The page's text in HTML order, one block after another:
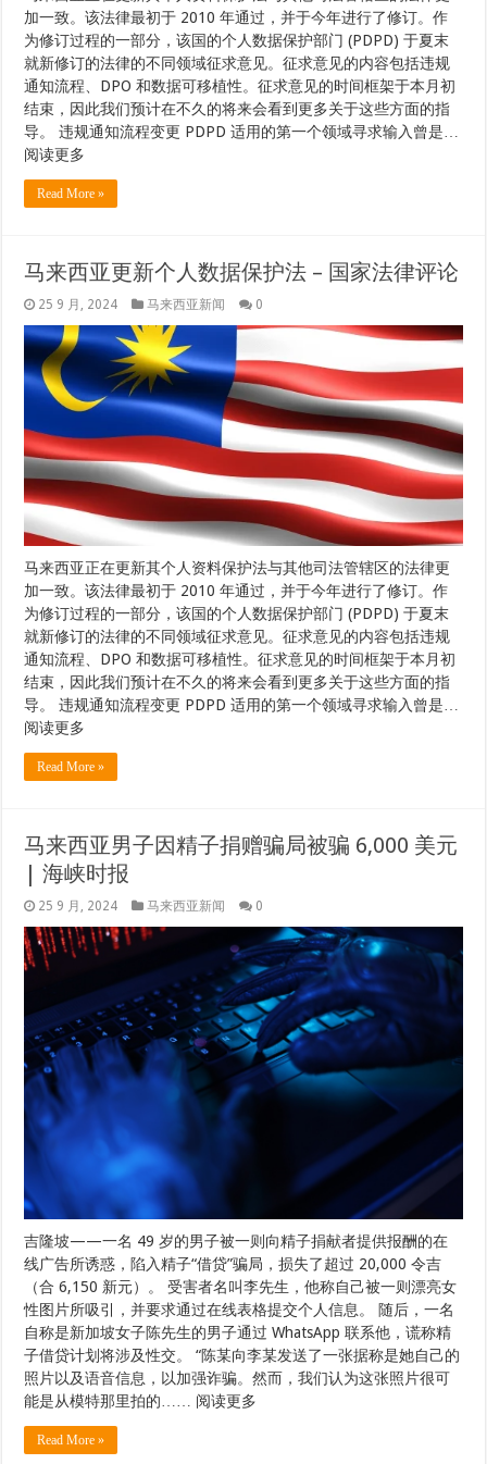
加一致。该法律最初于 2010 年通过，并于今年进行了修订。作
为修订过程的一部分，该国的个人数据保护部门 (PDPD) 于夏末
就新修订的法律的不同领域征求意见。征求意见的内容包括违规
通知流程、DPO 和数据可移植性。征求意见的时间框架于本月初
结束，因此我们预计在不久的将来会看到更多关于这些方面的指
导。 违规通知流程变更 PDPD 适用的第一个领域寻求输入曾是…
阅读更多
Read More »
马来西亚更新个人数据保护法 – 国家法律评论
25 9 月, 2024 马来西亚新闻 0
马来西亚正在更新其个人资料保护法与其他司法管辖区的法律更
加一致。该法律最初于 2010 年通过，并于今年进行了修订。作
为修订过程的一部分，该国的个人数据保护部门 (PDPD) 于夏末
就新修订的法律的不同领域征求意见。征求意见的内容包括违规
通知流程、DPO 和数据可移植性。征求意见的时间框架于本月初
结束，因此我们预计在不久的将来会看到更多关于这些方面的指
导。 违规通知流程变更 PDPD 适用的第一个领域寻求输入曾是…
阅读更多
Read More »
马来西亚男子因精子捐赠骗局被骗 6,000 美元
| 海峡时报
25 9 月, 2024 马来西亚新闻 0
吉隆坡——一名 49 岁的男子被一则向精子捐献者提供报酬的在
线广告所诱惑，陷入精子“借贷”骗局，损失了超过 20,000 令吉
（合 6,150 新元）。 受害者名叫李先生，他称自己被一则漂亮女
性图片所吸引，并要求通过在线表格提交个人信息。 随后，一名
自称是新加坡女子陈先生的男子通过 WhatsApp 联系他，谎称精
子借贷计划将涉及性交。 “陈某向李某发送了一张据称是她自己的
照片以及语音信息，以加强诈骗。然而，我们认为这张照片很可
能是从模特那里拍的…… 阅读更多
Read More »